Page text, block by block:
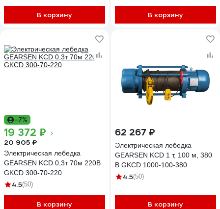
В корзину В корзину
-7%
19 372 ₽
20 905 ₽
Электрическая лебедка
GEARSEN KCD 0,3т 70м 220В
GKCD 300-70-220
4.5(50)
В корзину
62 267 ₽
Электрическая лебедка
GEARSEN KCD 1 т, 100 м, 380
В GKCD 1000-100-380
4.5(50)
В корзину